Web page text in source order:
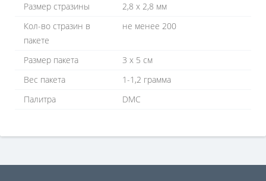
Размер стразины
2,8 х 2,8 мм
Кол-во стразин в
пакете
не менее 200
Размер пакета
3 х 5 см
Вес пакета
1-1,2 грамма
Палитра
DMC